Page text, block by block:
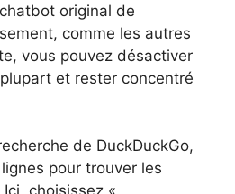
original de
comme les autres
vous pouvez désactiver
et rester concentré
de DuckDuckGo,
pour trouver les